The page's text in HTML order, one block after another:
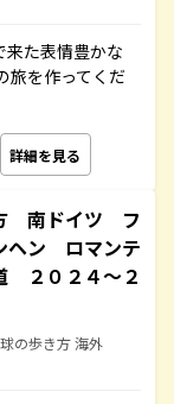
来た表情豊かな
旅を作ってくだ
詳細を見る
南ドイツ フ
ヘン ロマンテ
２０２４～２
の歩き方 海外